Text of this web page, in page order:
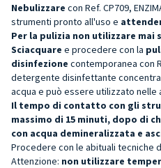
Nebulizzare con Ref. CP709,
strumenti pronto all'uso e
Per la pulizia non utilizzare mai
Sciacquare e procedere con la
disinfezione contemporanea con
detergente disinfettante
acqua e può essere utilizzato nelle
Il tempo di contatto con gli
massimo di 15 minuti, dopo di
con acqua demineralizzata e
Procedere con le abituali tecniche
Attenzione: non utilizzare